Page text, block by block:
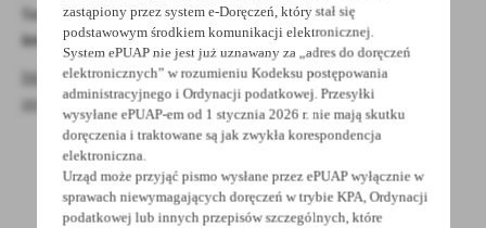
Szczegóły konkursu znajdziecie Państwo na stronie
internetowej:
https://www.umww.pl/konkurs-nasz-pomysl-na-ochrone-
srodowiska-vii-edycja
zastąpiony przez system e-Doręczeń, który stał się
podstawowym środkiem komunikacji elektronicznej.
System ePUAP nie jest już uznawany za „adres do doręczeń
elektronicznych” w rozumieniu Kodeksu postępowania
administracyjnego i Ordynacji podatkowej. Przesyłki
wysyłane ePUAP-em od 1 stycznia 2026 r. nie mają skutku
doręczenia i traktowane są jak zwykła korespondencja
elektroniczna.
Urząd może przyjąć pismo wysłane przez ePUAP wyłącznie w
sprawach niewymagających doręczeń w trybie KPA, Ordynacji
podatkowej lub innych przepisów szczególnych, które